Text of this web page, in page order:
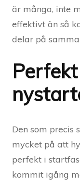
är många, inte
effektivt än så
delar på
Den som precis
mycket på att
perfekt i
kommit igång